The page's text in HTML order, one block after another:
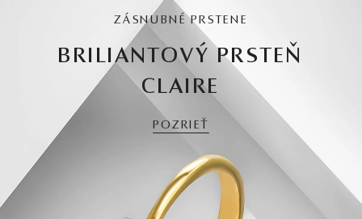
ZÁSNUBNÉ PRSTENE
BRILIANTOVÝ PRSTEŇ
CLAIRE
POZRIEŤ